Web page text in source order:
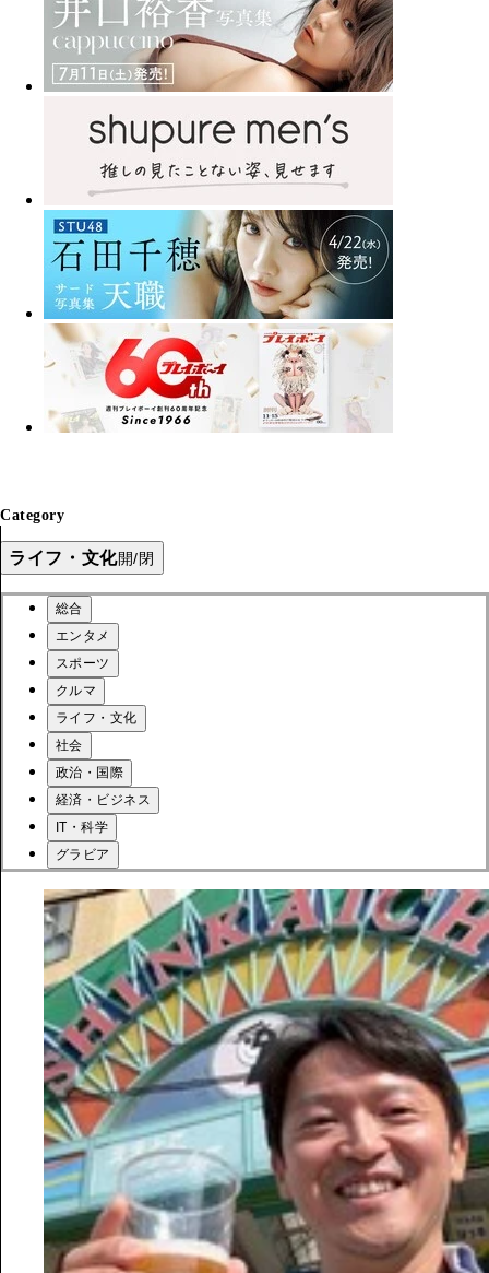
Category
ライフ・文化開/閉
総合
エンタメ
スポーツ
クルマ
ライフ・文化
社会
政治・国際
経済・ビジネス
IT・科学
グラビア